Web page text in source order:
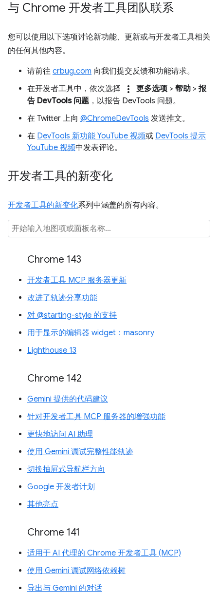
与 Chrome 开发者工具团队联系
您可以使用以下选项讨论新功能、更新或与开发者工具相关
的任何其他内容。
请前往 crbug.com 向我们提交反馈和功能请求。
在开发者工具中，依次选择
more_vert 更多选项 > 帮助 > 报
告 DevTools 问题 ，以报告 DevTools 问题。
在 Twitter 上向 @ChromeDevTools 发送推文。
在 DevTools 新功能 YouTube 视频或 DevTools 提示
YouTube 视频中发表评论。
开发者工具的新变化
开发者工具的新变化系列中涵盖的所有内容。
Chrome 143
开发者工具 MCP 服务器更新
改进了轨迹分享功能
对 @starting-style 的支持
用于显示的编辑器 widget：masonry
Lighthouse 13
Chrome 142
Gemini 提供的代码建议
针对开发者工具 MCP 服务器的增强功能
更快地访问 AI 助理
使用 Gemini 调试完整性能轨迹
切换抽屉式导航栏方向
Google 开发者计划
其他亮点
Chrome 141
适用于 AI 代理的 Chrome 开发者工具 (MCP)
使用 Gemini 调试网络依赖树
导出与 Gemini 的对话